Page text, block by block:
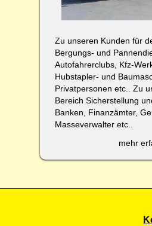
Zu unseren Kunden für
Bergungs- und
Autofahrerclubs, Kfz-
Hubstapler- und
Privatpersonen etc.. Zu
Bereich Sicherstellung
Banken, Finanzämter,
Masseverwalter etc..
mehr